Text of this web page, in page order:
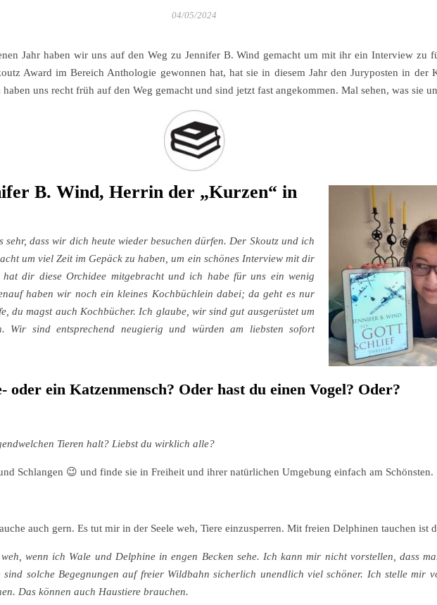
04/05/2024
Jahr haben wir uns auf den Weg zu Jennifer B. Wind gemacht um mit ihr ein Interview zu
Award im Bereich Anthologie gewonnen hat, hat sie in diesem Jahr den Juryposten in der
uns recht früh auf den Weg gemacht und sind jetzt fast angekommen. Mal sehen, was sie
B. Wind, Herrin der „Kurzen“ in
dass wir dich heute wieder besuchen dürfen. Der Skoutz und ich
um viel Zeit im Gepäck zu haben, um ein schönes Interview mit dir
dir diese Orchidee mitgebracht und ich habe für uns ein wenig
haben wir noch ein kleines Kochbüchlein dabei; da geht es nur
du magst auch Kochbücher. Ich glaube, wir sind gut ausgerüstet um
Wir sind entsprechend neugierig und würden am liebsten sofort
oder ein Katzenmensch? Oder hast du einen Vogel? Oder?
Tieren halt? Liebst du wirklich alle?
Schlangen 😉 und finde sie in Freiheit und ihrer natürlichen Umgebung einfach am Schönsten.
auch gern. Es tut mir in der Seele weh, Tiere einzusperren. Mit freien Delphinen tauchen ist
wenn ich Wale und Delphine in engen Becken sehe. Ich kann mir nicht vorstellen, dass
solche Begegnungen auf freier Wildbahn sicherlich unendlich viel schöner. Ich stelle mir
Das können auch Haustiere brauchen.